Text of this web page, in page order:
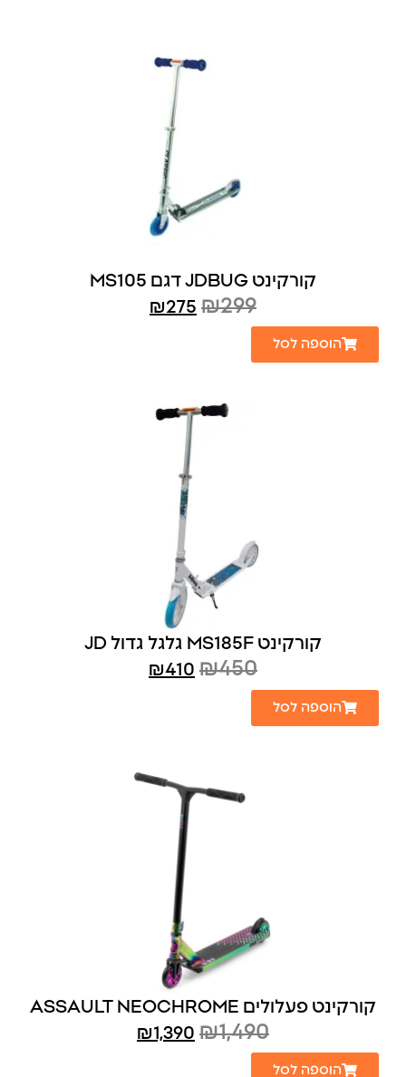
קורקינט JDBUG דגם MS105
₪299
₪275
הוספה לסל
קורקינט MS185F גלגל גדול JD
₪450
₪410
הוספה לסל
קורקינט פעלולים ASSAULT NEOCHROME
₪1,490
₪1,390
הוספה לסל